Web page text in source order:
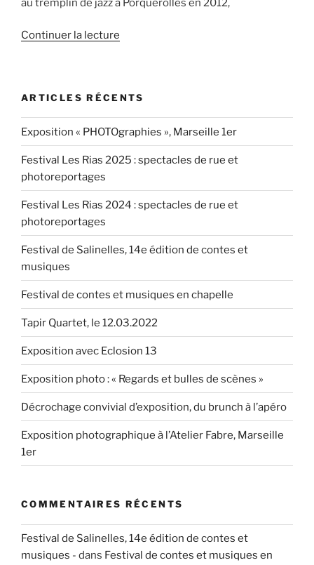
Continuer la lecture
lauréat
jazz
de
Porquerolles
ARTICLES RÉCENTS
Exposition « PHOTOgraphies », Marseille 1er
Festival Les Rias 2025 : spectacles de rue et
photoreportages
Festival Les Rias 2024 : spectacles de rue et
photoreportages
Festival de Salinelles, 14e édition de contes et
musiques
Festival de contes et musiques en chapelle
Tapir Quartet, le 12.03.2022
Exposition avec Eclosion 13
Exposition photo : « Regards et bulles de scènes »
Décrochage convivial d’exposition, du brunch à l’apéro
Exposition photographique à l’Atelier Fabre, Marseille
1er
COMMENTAIRES RÉCENTS
Festival de Salinelles, 14e édition de contes et
musiques - dans Festival de contes et musiques en